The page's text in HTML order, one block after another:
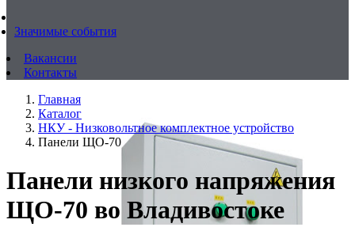
Значимые события
Вакансии
Контакты
Главная
Каталог
НКУ - Низковольтное комплектное устройство
Панели ЩО-70
Панели низкого напряжения
ЩО-70 во Владивостоке